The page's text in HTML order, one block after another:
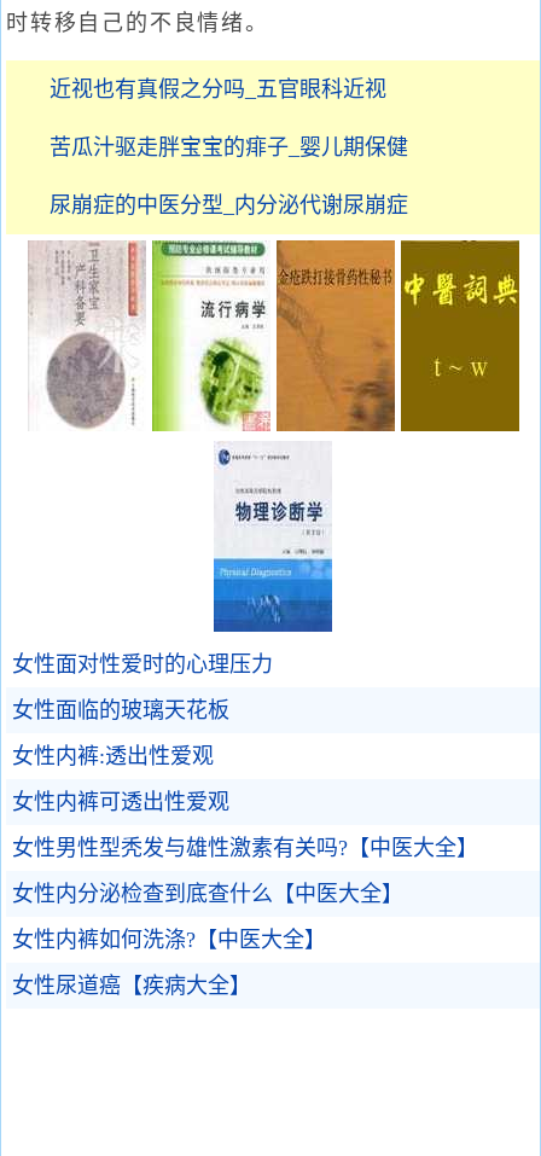
时转移自己的不良情绪。
近视也有真假之分吗_五官眼科近视
苦瓜汁驱走胖宝宝的痱子_婴儿期保健
尿崩症的中医分型_内分泌代谢尿崩症
女性面对性爱时的心理压力
女性面临的玻璃天花板
女性内裤:透出性爱观
女性内裤可透出性爱观
女性男性型秃发与雄性激素有关吗?【中医大全】
女性内分泌检查到底查什么【中医大全】
女性内裤如何洗涤?【中医大全】
女性尿道癌【疾病大全】